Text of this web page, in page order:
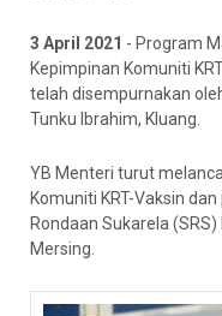
3 April 2021 - Program
Kepimpinan Komuniti
telah disempurnakan
Tunku Ibrahim, Kluang.
YB Menteri turut
Komuniti KRT-Vaksin
Rondaan Sukarela
Mersing.